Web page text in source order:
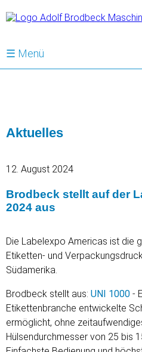
☰ Menü
Aktuelles
12. August 2024
Brodbeck stellt auf der
2024 aus
Die Labelexpo Americas ist die
Etiketten- und
Südamerika.
Brodbeck stellt aus: UNI 1000 -
Etikettenbranche entwickelte
ermöglicht, ohne
Hülsendurchmesser von 25 bis